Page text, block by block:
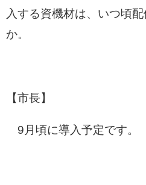
入する資機材は、いつ頃
か。
【市長】
9月頃に導入予定です。